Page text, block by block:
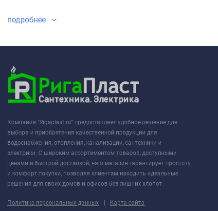
подробнее
Компания “Rigaplast.ru” предоставляет удобное решение для
выбора и приобретения качественной продукции для
водоснабжения, отопления, канализации, сантехники и
электрики. С широким ассортиментом товаров, доступными
ценами и быстрой доставкой, наш магазин гарантирует простоту
и комфорт покупки, позволяя клиентам находить идеальные
решения для своих домов и офисов без лишних хлопот.
Политика персональных данных | Карта сайта